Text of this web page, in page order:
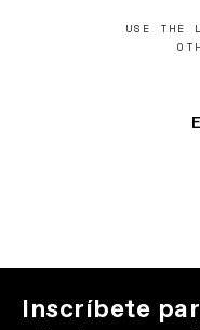
USE THE
Inscríbete